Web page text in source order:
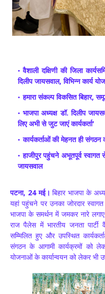
वैशाली दक्षिणी की जिला
दिलीप जायसवाल, विभिन्न कार्य
हमारा संकल्प विकसित बिहार,
भाजपा अध्यक्ष डॉ. दिलीप
लिए अभी से जुट जाएं कार्यकर्ता'
कार्यकर्ताओं की मेहनत ही
हाजीपुर पहुंचने अभूतपूर्व स्वागत
जायसवाल
पटना, 24 मई। बिहार भाजपा के
यहां पहुंचने पर उनका जोरदार
भाजपा के समर्थन में जमकर नारे
राज पैलेस में भारतीय जनता पार्टी
सम्मिलित हुए और उपस्थित
संगठन के आगामी कार्यक्रमों को
योजनाओं के कार्यान्वयन को लेकर भी